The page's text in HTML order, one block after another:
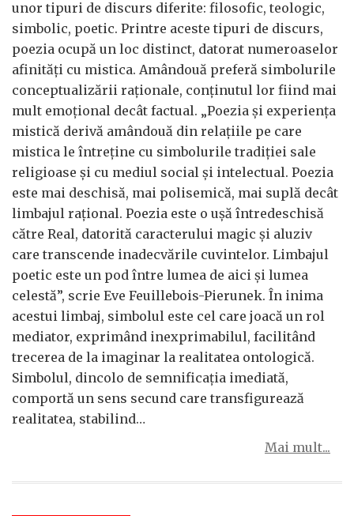
unor tipuri de discurs diferite: filosofic, teologic,
simbolic, poetic. Printre aceste tipuri de discurs,
poezia ocupă un loc distinct, datorat numeroaselor
afinități cu mistica. Amândouă preferă simbolurile
conceptualizării raționale, conținutul lor fiind mai
mult emoțional decât factual. „Poezia și experiența
mistică derivă amândouă din relațiile pe care
mistica le întreține cu simbolurile tradiției sale
religioase și cu mediul social și intelectual. Poezia
este mai deschisă, mai polisemică, mai suplă decât
limbajul rațional. Poezia este o ușă întredeschisă
către Real, datorită caracterului magic și aluziv
care transcende inadecvările cuvintelor. Limbajul
poetic este un pod între lumea de aici și lumea
celestă”, scrie Eve Feuillebois-Pierunek. În inima
acestui limbaj, simbolul este cel care joacă un rol
mediator, exprimând inexprimabilul, facilitând
trecerea de la imaginar la realitatea ontologică.
Simbolul, dincolo de semnificația imediată,
comportă un sens secund care transfigurează
realitatea, stabilind…
Mai mult...